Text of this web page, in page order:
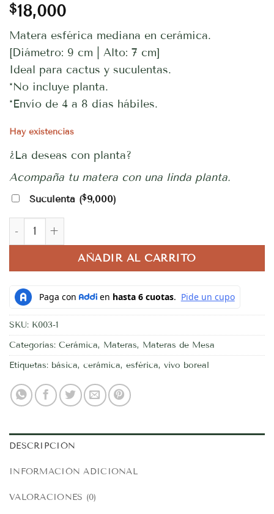
$18,000
Matera esférica mediana en cerámica.
[Diámetro: 9 cm | Alto: 7 cm]
Ideal para cactus y suculentas.
*No incluye planta.
*Envío de 4 a 8 días hábiles.
Hay existencias
¿La deseas con planta?
Acompaña tu matera con una linda planta.
Suculenta ($9,000)
Matera Esférica Mediana cantidad
AÑADIR AL CARRITO
SKU: K003-1
Categorías: Cerámica, Materas, Materas de Mesa
Etiquetas: básica, cerámica, esférica, vivo boreal
DESCRIPCIÓN
INFORMACIÓN ADICIONAL
VALORACIONES (0)